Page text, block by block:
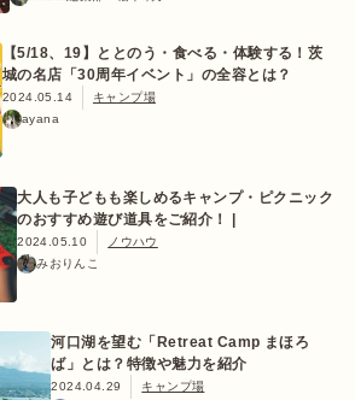
【5/18、19】ととのう・食べる・体験する！茨
城の名店「30周年イベント」の全容とは？
2024.05.14
キャンプ場
ayana
大人も子どもも楽しめるキャンプ・ピクニック
のおすすめ遊び道具をご紹介！ |
2024.05.10
ノウハウ
みおりんこ
河口湖を望む「Retreat Camp まほろ
ば」とは？特徴や魅力を紹介
2024.04.29
キャンプ場